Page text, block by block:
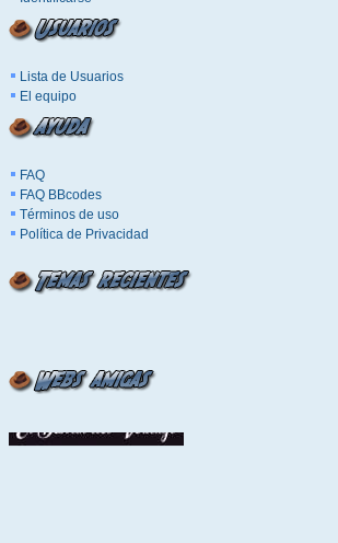
Lista de Usuarios
El equipo
FAQ
FAQ BBcodes
Términos de uso
Política de Privacidad